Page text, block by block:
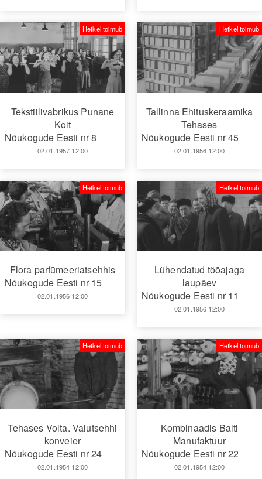
Tekstiilivabrikus Punane
Koit
Nõukogude Eesti nr 8
02.01.1957 12:00
Hetkel toimub
Tallinna Ehituskeraamika
Tehases
Nõukogude Eesti nr 45
02.01.1956 12:00
Hetkel toimub
Flora parfümeeriatsehhis
Nõukogude Eesti nr 15
02.01.1956 12:00
Hetkel toimub
Lühendatud tööajaga
laupäev
Nõukogude Eesti nr 11
02.01.1956 12:00
Hetkel toimub
Tehases Volta. Valutsehhi
konveier
Nõukogude Eesti nr 24
02.01.1954 12:00
Hetkel toimub
Kombinaadis Balti
Manufaktuur
Nõukogude Eesti nr 22
02.01.1954 12:00
Hetkel toimub